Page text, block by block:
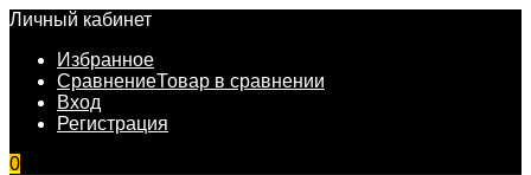
Личный кабинет
Избранное
СравнениеТовар в сравнении
Вход
Регистрация
0